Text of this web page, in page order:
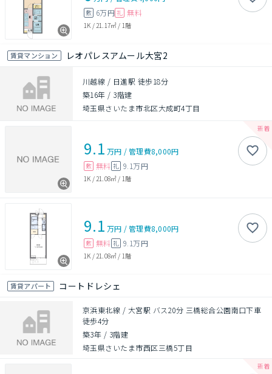
敷 6万円 礼 無料
1K / 21.17㎡ / 1階
賃貸マンション レオパレスアムール大宮2
川越線 / 日進駅 徒歩18分
築16年 / 3階建
埼玉県さいたま市北区大成町4丁目
9.1 万円 /管理費8,000円
敷 無料 礼 9.1万円
1K / 21.08㎡ / 1階
9.1 万円 /管理費8,000円
敷 無料 礼 9.1万円
1K / 21.08㎡ / 1階
賃貸アパート コートドレシェ
京浜東北線 / 大宮駅 バス20分 三橋総合公園南口下車
徒歩4分
築3年 / 3階建
埼玉県さいたま市西区三橋5丁目